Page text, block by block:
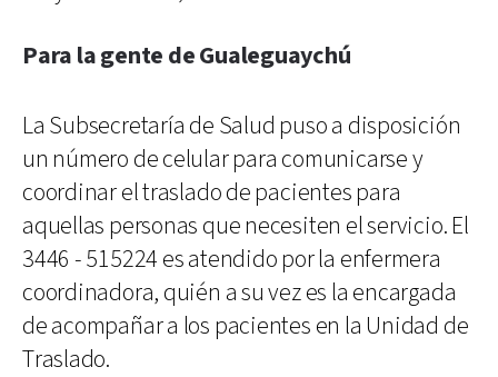
Para la gente de Gualeguaychú
La Subsecretaría de Salud puso a disposición
un número de celular para comunicarse y
coordinar el traslado de pacientes para
aquellas personas que necesiten el servicio. El
3446 - 515224 es atendido por la enfermera
coordinadora, quién a su vez es la encargada
de acompañar a los pacientes en la Unidad de
Traslado.